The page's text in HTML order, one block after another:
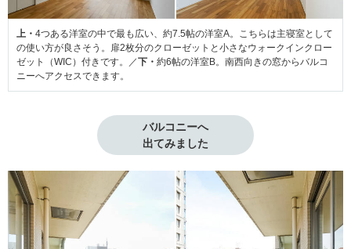
上・ 4つある洋室の中で最も広い、約7.5帖の洋室A。こちらは主寝室として
の使い方が良さそう。扉2枚分のクローゼットと小さなウォークインクロー
ゼット（WIC）付きです。／下・ 約6帖の洋室B。南西向きの窓からバルコ
ニーへアクセスできます。
バルコニーへ
出てみました